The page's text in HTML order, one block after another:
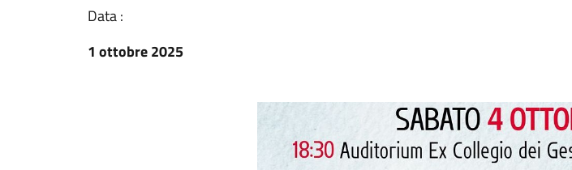
Data :
1 ottobre 2025